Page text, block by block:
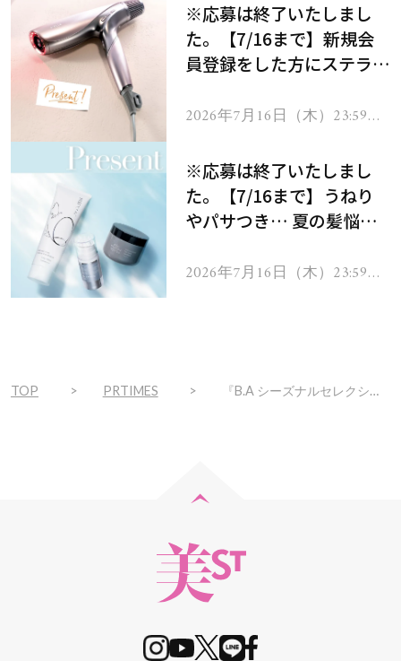
※応募は終了いたしまし
た。【7/16まで】新規会
員登録をした方にステラボ
ヘアドライヤー ジュエル
2026年7月16日（木）23:59ま
※応募は終了いたしまし
た。【7/16まで】うねり
やパサつき… 夏の髪悩み
ムを13名様にプレゼン
2026年7月16日（木）23:59ま
TOP PRTIMES 『B.A シーズナルセレクション L』発売